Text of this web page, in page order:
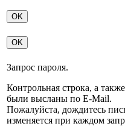
OK
OK
Запрос пароля.
Контрольная строка, а
были высланы по E-Mail.
Пожалуйста, дождитесь
изменяется при каждом